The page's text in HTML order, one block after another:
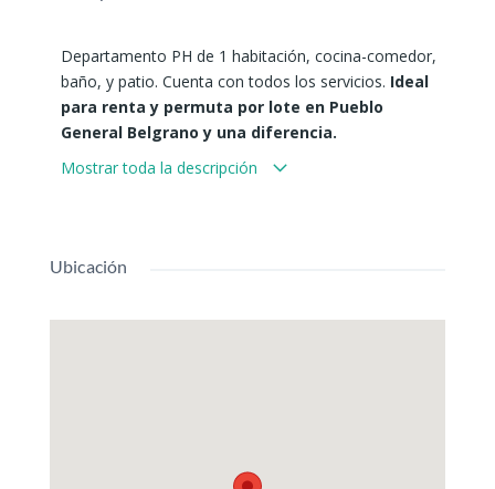
Departamento PH de 1 habitación, cocina-comedor,
baño, y patio. Cuenta con todos los servicios. Ideal
para renta y permuta por lote en Pueblo
General Belgrano y una diferencia.
Mostrar toda la descripción
Ubicación